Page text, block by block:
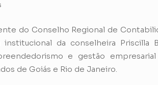
do Conselho Regional de
institucional da conselheira Priscilla
e gestão
de Goiás e Rio de Janeiro.